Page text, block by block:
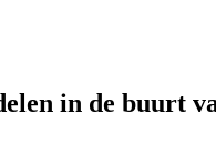
in de buurt